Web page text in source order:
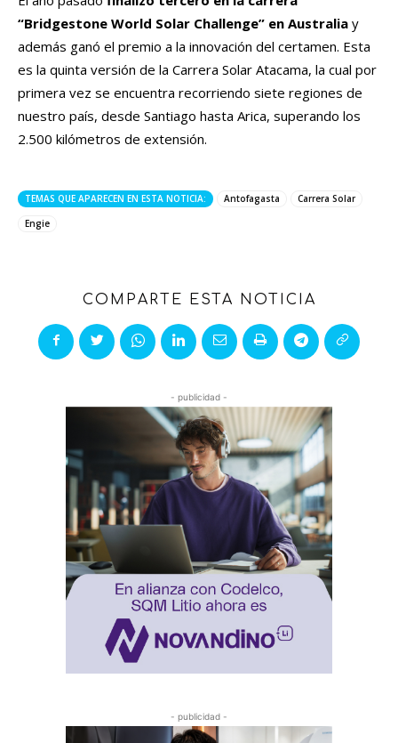
“Bridgestone World Solar Challenge” en Australia y
además ganó el premio a la innovación del certamen. Esta
es la quinta versión de la Carrera Solar Atacama, la cual por
primera vez se encuentra recorriendo siete regiones de
nuestro país, desde Santiago hasta Arica, superando los
2.500 kilómetros de extensión.
TEMAS QUE APARECEN EN ESTA NOTICIA: Antofagasta
Carrera Solar
Engie
COMPARTE ESTA NOTICIA
- publicidad -
- publicidad -